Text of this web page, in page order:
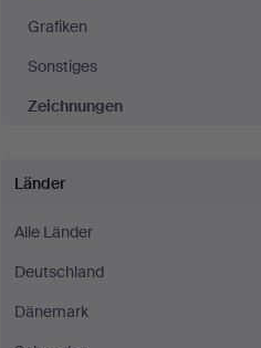
Grafiken
Sonstiges
Zeichnungen
Länder
Alle Länder
Deutschland
Dänemark